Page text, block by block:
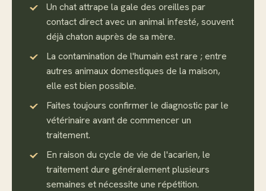
Un chat attrape la gale des oreilles par
contact direct avec un animal infesté, souvent
déjà chaton auprès de sa mère.
La contamination de l'humain est rare ; entre
autres animaux domestiques de la maison,
elle est bien possible.
Faites toujours confirmer le diagnostic par le
vétérinaire avant de commencer un
traitement.
En raison du cycle de vie de l'acarien, le
traitement dure généralement plusieurs
semaines et nécessite une répétition.